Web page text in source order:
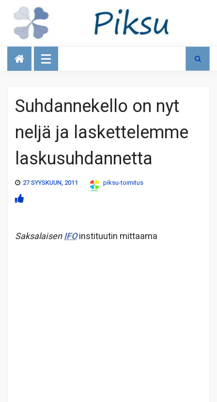
Talous
Suhdannekello on nyt
neljä ja laskettelemme
laskusuhdannetta
27 SYYSKUUN, 2011 piksu-toimitus
SaksalaisenIFOinstituutin mittaama